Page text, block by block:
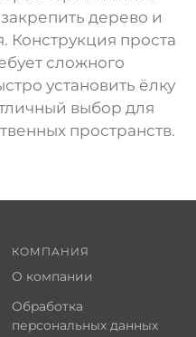
дерево и
Конструкция проста
сложного
установить ёлку
выбор для
пространств.
КОМПАНИЯ
О компании
Обработка
персональных данных